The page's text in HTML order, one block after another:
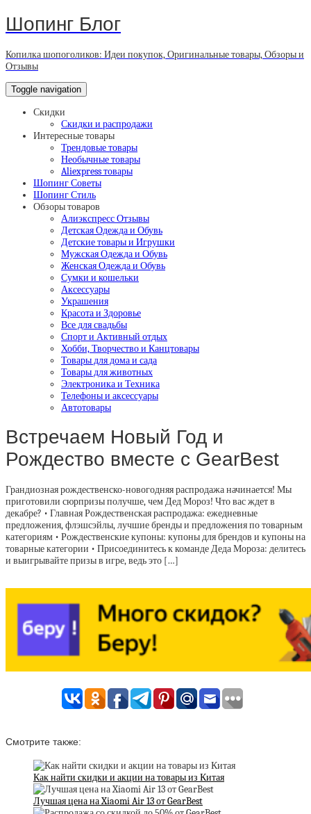
Шопинг Блог
Копилка шопоголиков: Идеи покупок, Оригинальные товары, Обзоры и
Отзывы
Toggle navigation
Скидки
Скидки и распродажи
Интересные товары
Трендовые товары
Необычные товары
Aliexpress товары
Шопинг Советы
Шопинг Стиль
Обзоры товаров
Алиэкспресс Отзывы
Детская Одежда и Обувь
Детские товары и Игрушки
Мужская Одежда и Обувь
Женская Одежда и Обувь
Сумки и кошельки
Аксессуары
Украшения
Красота и Здоровье
Все для свадьбы
Спорт и Активный отдых
Хобби, Творчество и Канцтовары
Товары для дома и сада
Товары для животных
Электроника и Техника
Телефоны и аксессуары
Автотовары
Встречаем Новый Год и
Рождество вместе с GearBest
Грандиозная рождественско-новогодняя распродажа начинается! Мы
приготовили сюрпризы получше, чем Дед Мороз! Что вас ждет в
декабре? • Главная Рождественская распродажа: ежедневные
предложения, флэшсэйлы, лучшие бренды и предложения по товарным
категориям • Рождественские купоны: купоны для брендов и купоны на
товарные категории • Присоединитесь к команде Деда Мороза: делитесь
и выигрывайте призы в игре, ведь это […]
Смотрите также:
Как найти скидки и акции на товары из Китая
Лучшая цена на Xiaomi Air 13 от GearBest